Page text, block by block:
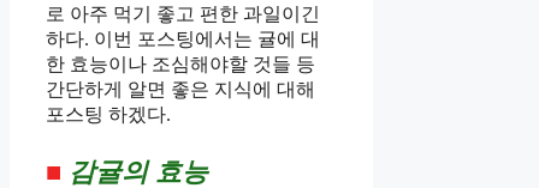
로 아주 먹기 좋고 편한 과일이긴
하다. 이번 포스팅에서는 귤에 대
한 효능이나 조심해야할 것들 등
간단하게 알면 좋은 지식에 대해
포스팅 하겠다.
■ 감귤의 효능